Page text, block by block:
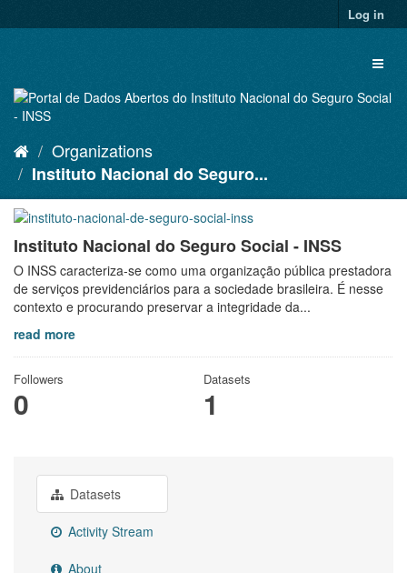
to
Log in
Organizations
Instituto Nacional do Seguro...
Instituto Nacional do Seguro Social - INSS
O INSS caracteriza-se como uma organização pública prestadora
de serviços previdenciários para a sociedade brasileira. É nesse
contexto e procurando preservar a integridade da...
read more
Followers
0
Datasets
1
Datasets
Activity Stream
About